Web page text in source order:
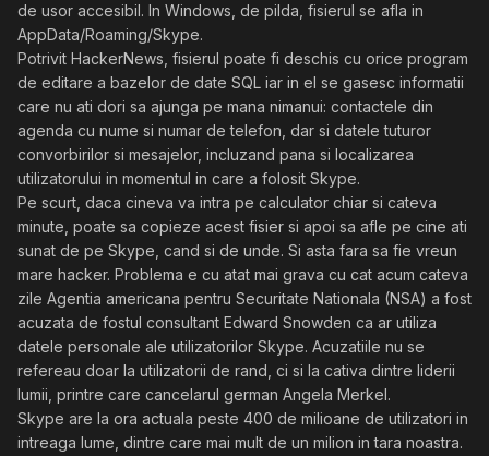
de usor accesibil. In Windows, de pilda, fisierul se afla in
AppData/Roaming/Skype.
Potrivit HackerNews, fisierul poate fi deschis cu orice program
de editare a bazelor de date SQL iar in el se gasesc informatii
care nu ati dori sa ajunga pe mana nimanui: contactele din
agenda cu nume si numar de telefon, dar si datele tuturor
convorbirilor si mesajelor, incluzand pana si localizarea
utilizatorului in momentul in care a folosit Skype.
Pe scurt, daca cineva va intra pe calculator chiar si cateva
minute, poate sa copieze acest fisier si apoi sa afle pe cine ati
sunat de pe Skype, cand si de unde. Si asta fara sa fie vreun
mare hacker. Problema e cu atat mai grava cu cat acum cateva
zile Agentia americana pentru Securitate Nationala (NSA) a fost
acuzata de fostul consultant Edward Snowden ca ar utiliza
datele personale ale utilizatorilor Skype. Acuzatiile nu se
refereau doar la utilizatorii de rand, ci si la cativa dintre liderii
lumii, printre care cancelarul german Angela Merkel.
Skype are la ora actuala peste 400 de milioane de utilizatori in
intreaga lume, dintre care mai mult de un milion in tara noastra.